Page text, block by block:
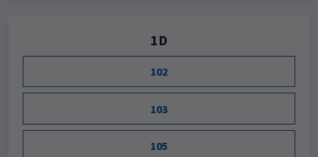
1D
102
103
105